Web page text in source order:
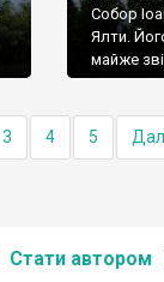
Собор
Ялти.
майже
3 4 5
Стати автором